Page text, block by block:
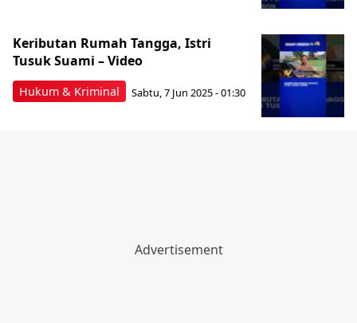
Hukum & Kriminal
Keributan Rumah Tangga, Istri
Tusuk Suami – Video
Sabtu, 7 Jun 2025 - 01:30